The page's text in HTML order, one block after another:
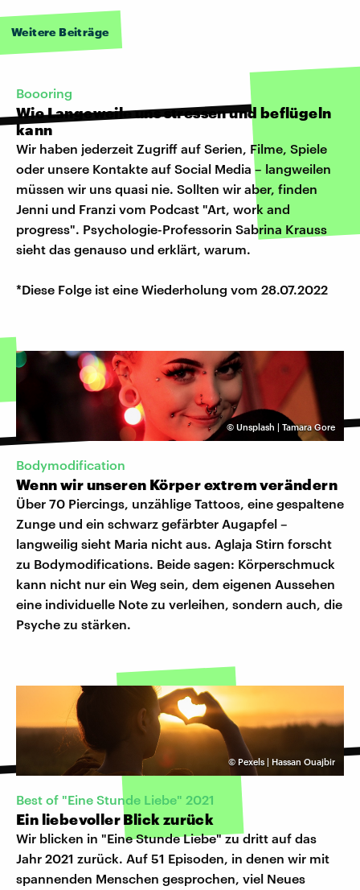
Weitere Beiträge
Boooring
Wie Langeweile uns stressen und beflügeln
kann
Wir haben jederzeit Zugriff auf Serien, Filme, Spiele
oder unsere Kontakte auf Social Media – langweilen
müssen wir uns quasi nie. Sollten wir aber, finden
Jenni und Franzi vom Podcast "Art, work and
progress". Psychologie-Professorin Sabrina Krauss
sieht das genauso und erklärt, warum.
*Diese Folge ist eine Wiederholung vom 28.07.2022
© Unsplash | Tamara Gore
Bodymodification
Wenn wir unseren Körper extrem verändern
Über 70 Piercings, unzählige Tattoos, eine gespaltene
Zunge und ein schwarz gefärbter Augapfel –
langweilig sieht Maria nicht aus. Aglaja Stirn forscht
zu Bodymodifications. Beide sagen: Körperschmuck
kann nicht nur ein Weg sein, dem eigenen Aussehen
eine individuelle Note zu verleihen, sondern auch, die
Psyche zu stärken.
© Pexels | Hassan Ouajbir
Best of "Eine Stunde Liebe" 2021
Ein liebevoller Blick zurück
Wir blicken in "Eine Stunde Liebe" zu dritt auf das
Jahr 2021 zurück. Auf 51 Episoden, in denen wir mit
spannenden Menschen gesprochen, viel Neues